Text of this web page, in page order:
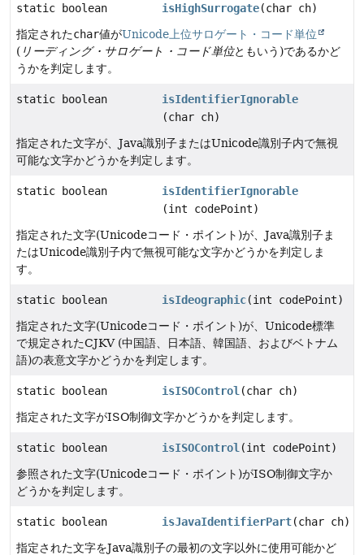
static boolean isHighSurrogate(char ch)
指定されたchar値がUnicode上位サロゲート・コード単位
( リーディング・サロゲート・コード単位ともいう)であるかど
うかを判定します。
static boolean
isIdentifierIgnorable
(char ch)
指定された文字が、Java識別子またはUnicode識別子内で無視
可能な文字かどうかを判定します。
static boolean
isIdentifierIgnorable
(int codePoint)
指定された文字(Unicodeコード・ポイント)が、Java識別子ま
たはUnicode識別子内で無視可能な文字かどうかを判定しま
す。
static boolean isIdeographic(int codePoint)
指定された文字(Unicodeコード・ポイント)が、Unicode標準
で規定されたCJKV (中国語、日本語、韓国語、およびベトナム
語)の表意文字かどうかを判定します。
static boolean isISOControl (char ch)
指定された文字がISO制御文字かどうかを判定します。
static boolean isISOControl (int codePoint)
参照された文字(Unicodeコード・ポイント)がISO制御文字か
どうかを判定します。
static boolean isJavaIdentifierPart(char ch)
指定された文字をJava識別子の最初の文字以外に使用可能かど